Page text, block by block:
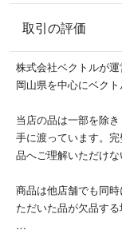
取引の評価
株式会社ベクトルが運
岡山県を中心にベク
当店の品は一部を除
手に渡っています。
品へご理解いただけな
商品は他店舗でも同
ただいた品が欠品する